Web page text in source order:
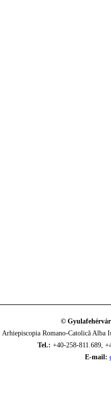
©
Arhiepiscopia Romano-Catolică
Tel.: +40-258-811.689,
E-mail: